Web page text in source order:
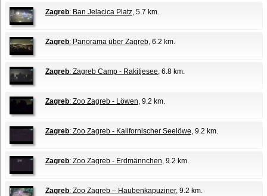
Zagreb: Ban Jelacica Platz, 5.7 km.
Zagreb: Panorama über Zagreb, 6.2 km.
Zagreb: Zagreb Camp - Rakitjesee, 6.8 km.
Zagreb: Zoo Zagreb - Löwen, 9.2 km.
Zagreb: Zoo Zagreb - Kalifornischer Seelöwe, 9.2 km.
Zagreb: Zoo Zagreb - Erdmännchen, 9.2 km.
Zagreb: Zoo Zagreb – Haubenkapuziner, 9.2 km.